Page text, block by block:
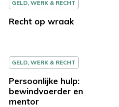
GELD, WERK & RECHT
Recht op wraak
GELD, WERK & RECHT
Persoonlijke hulp:
bewindvoerder en
mentor